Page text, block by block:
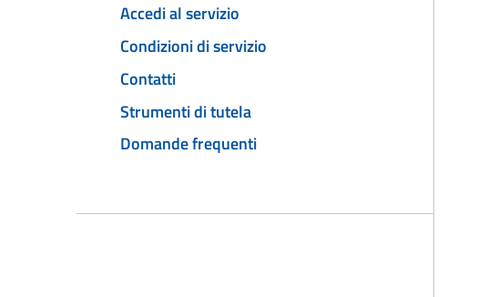
Accedi al servizio
Condizioni di servizio
Contatti
Strumenti di tutela
Domande frequenti